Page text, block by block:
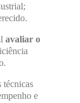
avaliar o
técnicas
e